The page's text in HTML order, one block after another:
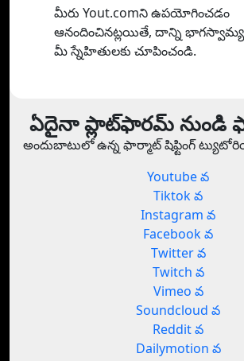
మీరు Yout.comని ఉపయోగించడం
ఆనందించినట్లయితే, దాన్ని
మీ స్నేహితులకు చూపించండి.
ఏదైనా ప్లాట్‌ఫారమ్ నుండి
అందుబాటులో ఉన్న ఫార్మాట్ షిఫ్టింగ్
Youtube వ
Tiktok వ
Instagram వ
Facebook వ
Twitter వ
Twitch వ
Vimeo వ
Soundcloud వ
Reddit వ
Dailymotion వ